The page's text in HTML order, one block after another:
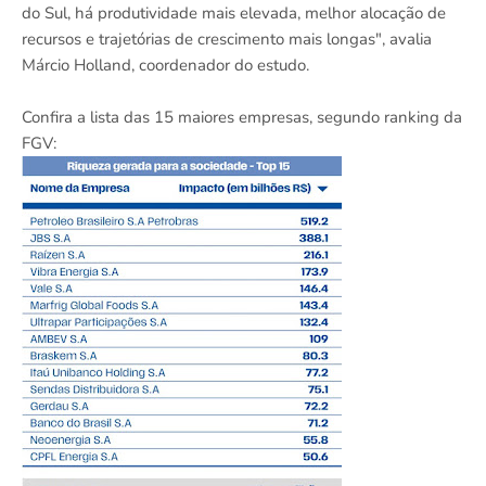
do Sul, há produtividade mais elevada, melhor alocação de
recursos e trajetórias de crescimento mais longas", avalia
Márcio Holland, coordenador do estudo.
Confira a lista das 15 maiores empresas, segundo ranking da
FGV: